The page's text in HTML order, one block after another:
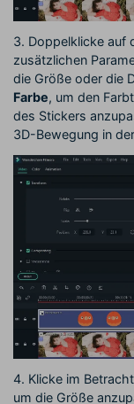
3. Doppelklicke auf
zusätzlichen
die Größe oder die
Farbe, um den
des Stickers
3D-Bewegung in der
4. Klicke im
um die Größe